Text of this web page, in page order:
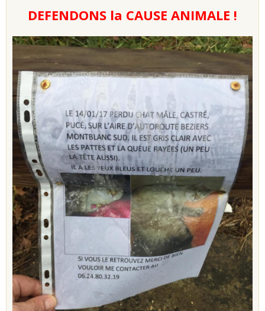
DEFENDONS la CAUSE ANIMALE !